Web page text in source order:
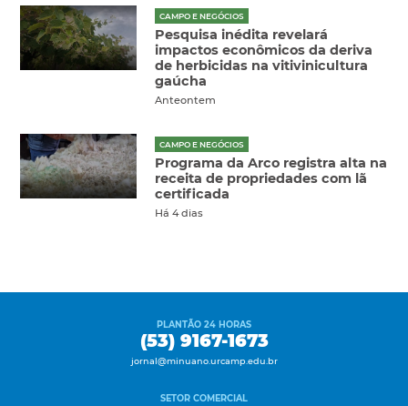
CAMPO E NEGÓCIOS
Pesquisa inédita revelará
impactos econômicos da deriva
de herbicidas na vitivinicultura
gaúcha
Anteontem
CAMPO E NEGÓCIOS
Programa da Arco registra alta na
receita de propriedades com lã
certificada
Há 4 dias
PLANTÃO 24 HORAS
(53) 9167-1673
jornal@minuano.urcamp.edu.br
SETOR COMERCIAL